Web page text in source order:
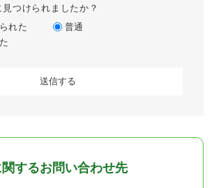
つけられましたか？
れた
普通
するお問い合わせ先